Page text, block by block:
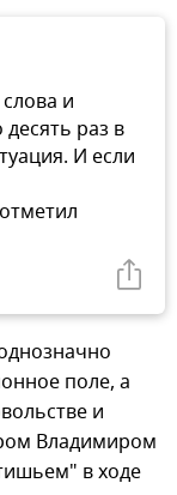
и
раз в
И если
поле, а
и
Владимиром
в ходе